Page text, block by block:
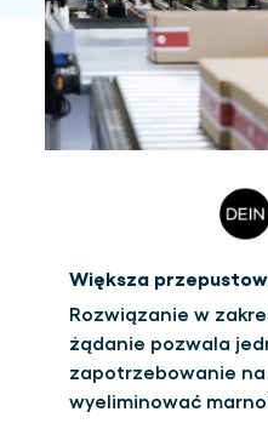
Większa
Rozwiązanie w
żądanie pozwala
zapotrzebowanie na
wyeliminować